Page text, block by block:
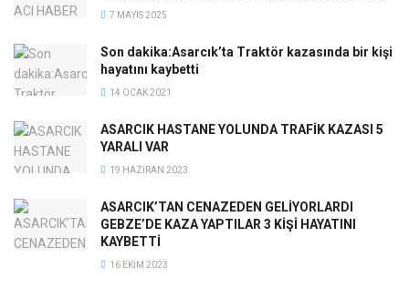
7 MAYIS 2025
Son dakika:Asarcık’ta Traktör kazasında bir kişi
hayatını kaybetti
14 OCAK 2021
ASARCIK HASTANE YOLUNDA TRAFİK KAZASI 5
YARALI VAR
19 HAZIRAN 2023
ASARCIK’TAN CENAZEDEN GELİYORLARDI
GEBZE’DE KAZA YAPTILAR 3 KİŞİ HAYATINI
KAYBETTİ
16 EKIM 2023